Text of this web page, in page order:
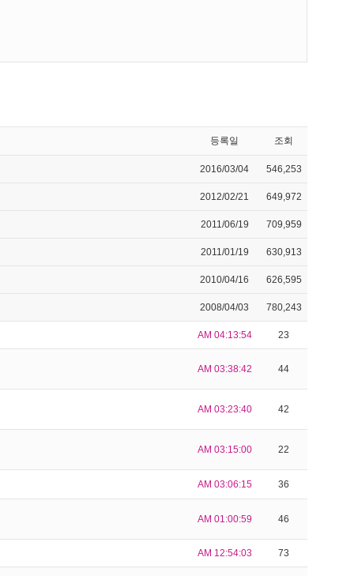
등록일 조회
2016/03/04 546,253
2012/02/21 649,972
2011/06/19 709,959
2011/01/19 630,913
2010/04/16 626,595
2008/04/03 780,243
AM 04:13:54 23
AM 03:38:42 44
AM 03:23:40 42
AM 03:15:00 22
AM 03:06:15 36
AM 01:00:59 46
AM 12:54:03 73